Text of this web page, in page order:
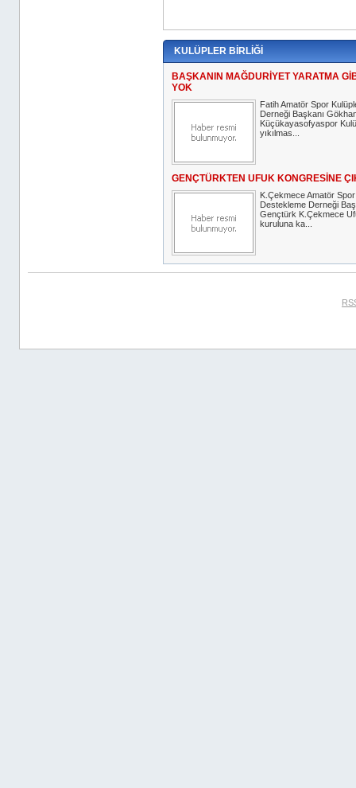
KULÜPLER BİRLİĞİ
BAŞKANIN MAĞDURİYET YARATMA
YOK
Fatih Amatör Spor
Derneği Başkanı
Küçükayasofyaspor
yıkılmas...
GENÇTÜRKTEN UFUK KONGRESİNE
K.Çekmece Amatör
Destekleme Derneği
Gençtürk K.Çekmece
kuruluna ka...